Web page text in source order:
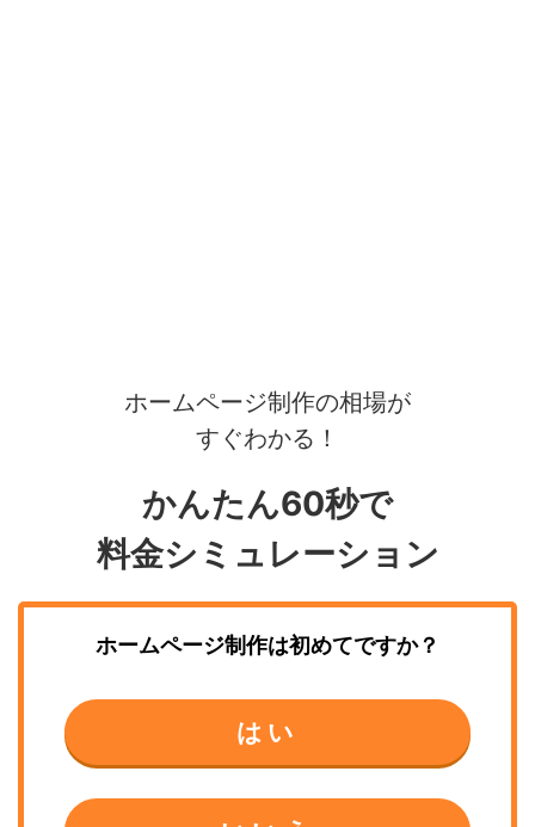
ホームページ制作の相場が
すぐわかる！
かんたん60秒で
料金シミュレーション
ホームページ制作は初めてですか？
はい